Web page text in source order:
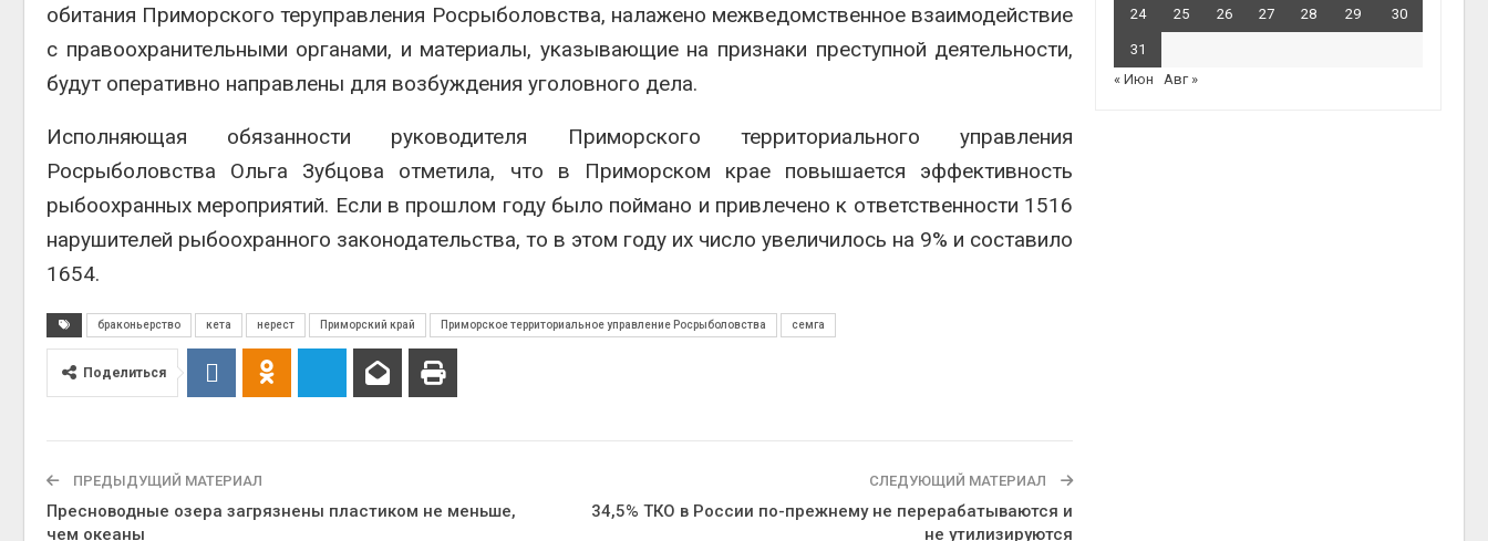
обитания Приморского теруправления Росрыболовства, налажено межведомственное взаимодействие
с правоохранительными органами, и материалы, указывающие на признаки преступной деятельности,
будут оперативно направлены для возбуждения уголовного дела.
Исполняющая обязанности руководителя Приморского территориального управления
Росрыболовства Ольга Зубцова отметила, что в Приморском крае повышается эффективность
рыбоохранных мероприятий. Если в прошлом году было поймано и привлечено к ответственности 1516
нарушителей рыбоохранного законодательства, то в этом году их число увеличилось на 9% и составило
1654.
браконьерство кета нерест Приморский край Приморское территориальное управление Росрыболовства семга
Поделиться
ПРЕДЫДУЩИЙ МАТЕРИАЛ
Пресноводные озера загрязнены пластиком не меньше,
чем океаны
СЛЕДУЮЩИЙ МАТЕРИАЛ
34,5% ТКО в России по-прежнему не перерабатываются и
не утилизируются
24 25 26 27 28 29 30
31
« Июн
Авг »